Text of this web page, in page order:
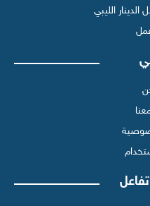
الليبي